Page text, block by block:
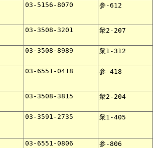
03-5156-8070 参-612
03-3508-3201 衆2-207
03-3508-8989 衆1-312
03-6551-0418 参-418
03-3508-3815 衆2-204
03-3591-2735 衆1-405
03-6551-0806 参-806